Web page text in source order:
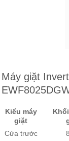
Máy giặt
Kiểu máy
giặt
Cửa trước